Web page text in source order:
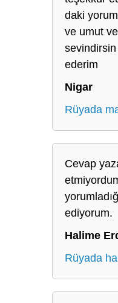
daki
ve umut
ederim
Nigar
Rüyada
Cevap
ediyorum.
Halime
Rüyada